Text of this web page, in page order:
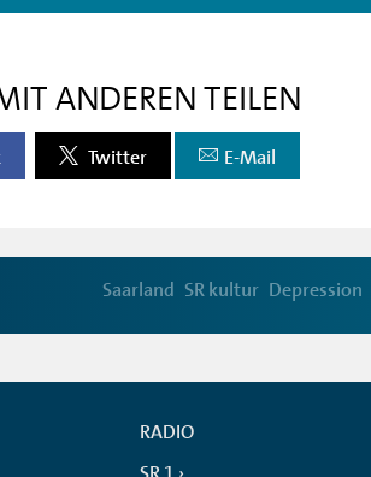
ANDEREN TEILEN
Twitter E-Mail
Saarland SR kultur Depression
RADIO